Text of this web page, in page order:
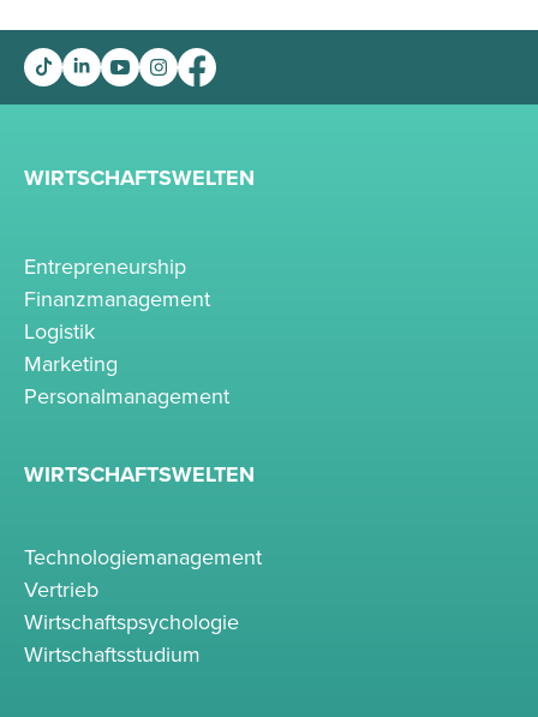
WIRTSCHAFTSWELTEN
Entrepreneurship
Finanzmanagement
Logistik
Marketing
Personalmanagement
WIRTSCHAFTSWELTEN
Technologiemanagement
Vertrieb
Wirtschaftspsychologie
Wirtschaftsstudium